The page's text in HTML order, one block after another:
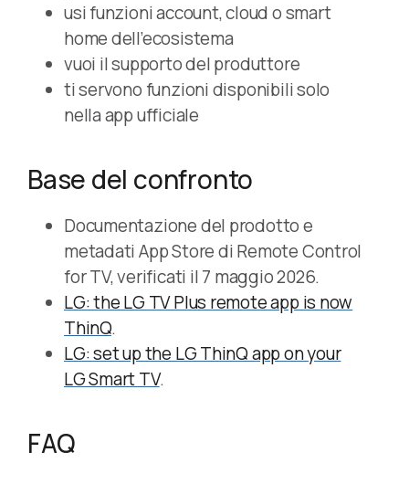
usi funzioni account, cloud o smart
home dell’ecosistema
vuoi il supporto del produttore
ti servono funzioni disponibili solo
nella app ufficiale
Base del confronto
Documentazione del prodotto e
metadati App Store di Remote Control
for TV, verificati il 7 maggio 2026.
LG: the LG TV Plus remote app is now
ThinQ.
LG: set up the LG ThinQ app on your
LG Smart TV.
FAQ